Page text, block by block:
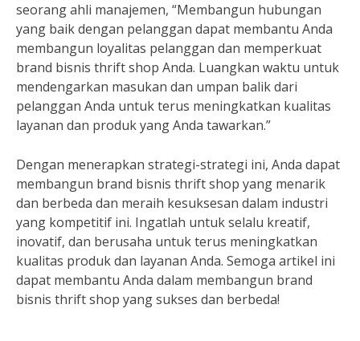
seorang ahli manajemen, “Membangun hubungan
yang baik dengan pelanggan dapat membantu Anda
membangun loyalitas pelanggan dan memperkuat
brand bisnis thrift shop Anda. Luangkan waktu untuk
mendengarkan masukan dan umpan balik dari
pelanggan Anda untuk terus meningkatkan kualitas
layanan dan produk yang Anda tawarkan.”
Dengan menerapkan strategi-strategi ini, Anda dapat
membangun brand bisnis thrift shop yang menarik
dan berbeda dan meraih kesuksesan dalam industri
yang kompetitif ini. Ingatlah untuk selalu kreatif,
inovatif, dan berusaha untuk terus meningkatkan
kualitas produk dan layanan Anda. Semoga artikel ini
dapat membantu Anda dalam membangun brand
bisnis thrift shop yang sukses dan berbeda!